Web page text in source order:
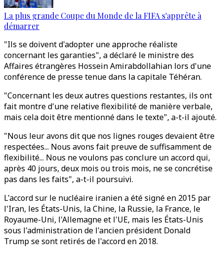
La plus grande Coupe du Monde de la FIFA s'apprête à
démarrer
"Ils se doivent d'adopter une approche réaliste
concernant les garanties", a déclaré le ministre des
Affaires étrangères Hossein Amirabdollahian lors d'une
conférence de presse tenue dans la capitale Téhéran.
"Concernant les deux autres questions restantes, ils ont
fait montre d'une relative flexibilité de manière verbale,
mais cela doit être mentionné dans le texte", a-t-il ajouté.
"Nous leur avons dit que nos lignes rouges devaient être
respectées... Nous avons fait preuve de suffisamment de
flexibilité... Nous ne voulons pas conclure un accord qui,
après 40 jours, deux mois ou trois mois, ne se concrétise
pas dans les faits", a-t-il poursuivi.
L'accord sur le nucléaire iranien a été signé en 2015 par
l'Iran, les États-Unis, la Chine, la Russie, la France, le
Royaume-Uni, l'Allemagne et l'UE, mais les États-Unis
sous l'administration de l'ancien président Donald
Trump se sont retirés de l'accord en 2018.